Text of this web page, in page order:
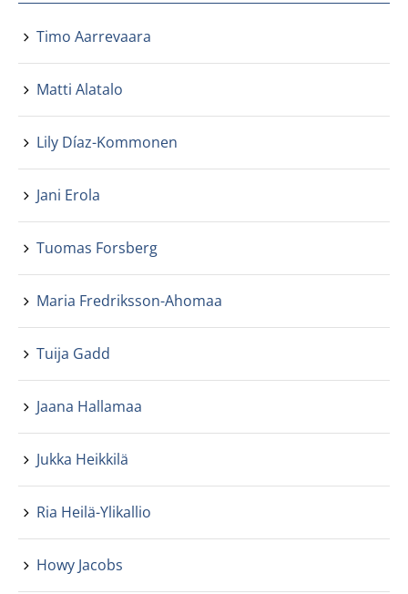
Timo Aarrevaara
Matti Alatalo
Lily Díaz-Kommonen
Jani Erola
Tuomas Forsberg
Maria Fredriksson-Ahomaa
Tuija Gadd
Jaana Hallamaa
Jukka Heikkilä
Ria Heilä-Ylikallio
Howy Jacobs